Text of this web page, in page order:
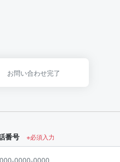
お問い合わせ完了
番号 ※必須入力